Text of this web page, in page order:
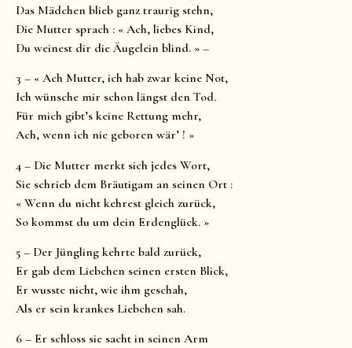
Das Mädchen blieb ganz traurig stehn,
Die Mutter sprach : « Ach, liebes Kind,
Du weinest dir die Äugelein blind. » –
3 – « Ach Mutter, ich hab zwar keine Not,
Ich wünsche mir schon längst den Tod.
Für mich gibt’s keine Rettung mehr,
Ach, wenn ich nie geboren wär’ ! »
4 – Die Mutter merkt sich jedes Wort,
Sie schrieb dem Bräutigam an seinen Ort :
« Wenn du nicht kehrest gleich zurück,
So kommst du um dein Erdenglück. »
5 – Der Jüngling kehrte bald zurück,
Er gab dem Liebchen seinen ersten Blick,
Er wusste nicht, wie ihm geschah,
Als er sein krankes Liebchen sah.
6 – Er schloss sie sacht in seinen Arm